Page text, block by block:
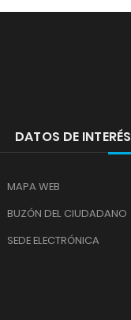
DATOS DE INTERÉS
MAPA WEB
BUZÓN DEL CIUDADANO
SEDE ELECTRÓNICA